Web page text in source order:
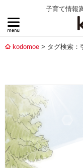
子育て情報
kodomoe タグ検索：